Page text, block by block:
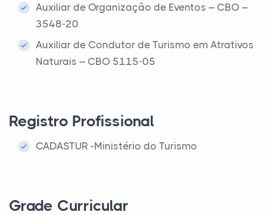
Auxiliar de Organização de Eventos – CBO –
3548-20
Auxiliar de Condutor de Turismo em Atrativos
Naturais – CBO 5115-05
Registro Profissional
CADASTUR -Ministério do Turismo
Grade Curricular